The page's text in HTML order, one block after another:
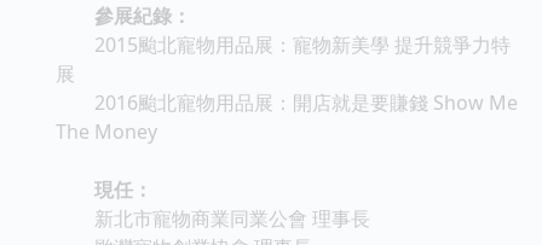
參展紀錄：
2015颱北寵物用品展：寵物新美學 提升競爭力特
展
2016颱北寵物用品展：開店就是要賺錢 Show Me
The Money
現任：
新北市寵物商業同業公會 理事長